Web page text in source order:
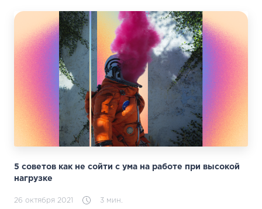
5 советов как не сойти с ума на работе при высокой
нагрузке
26 октября 2021 3 мин.